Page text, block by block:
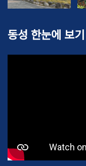
동성 한눈에 보기